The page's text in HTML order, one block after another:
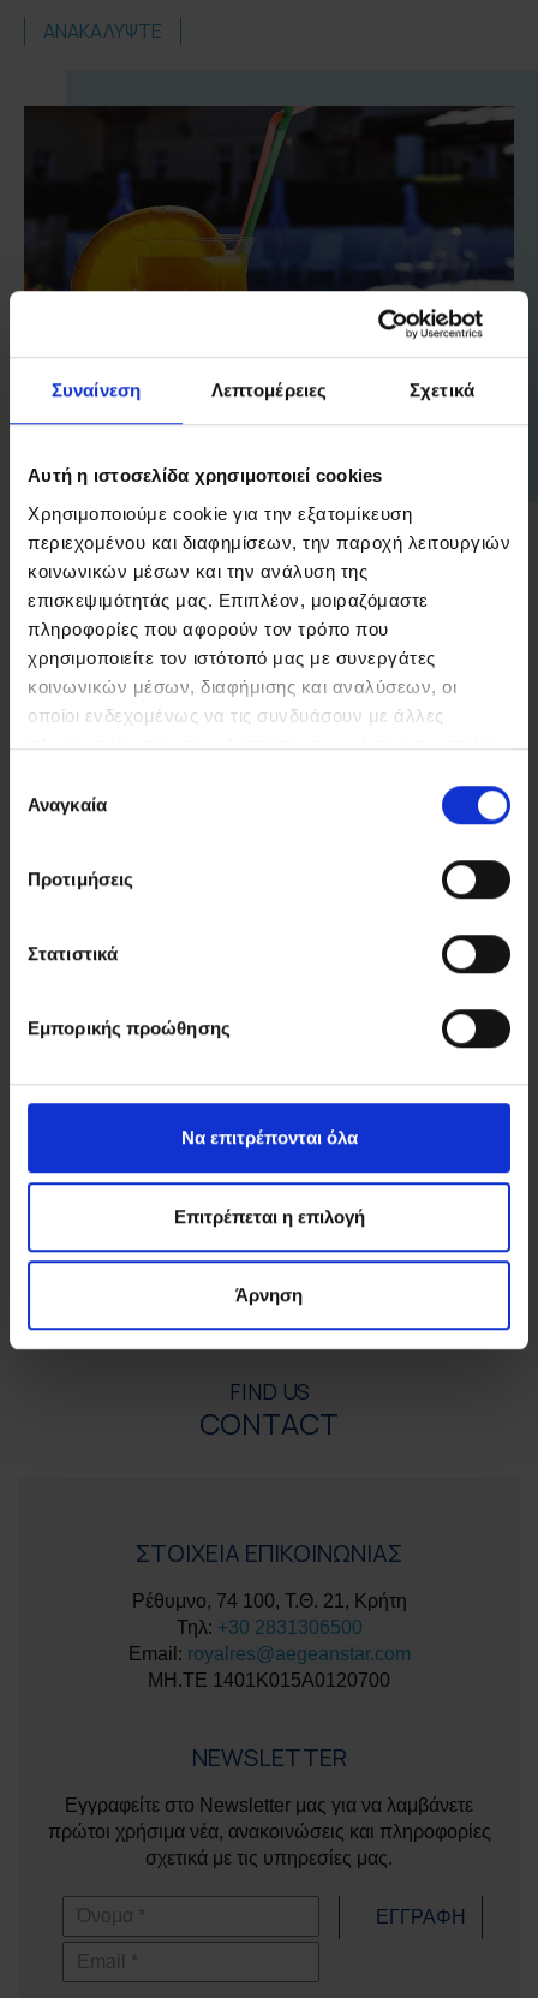
Συναίνεση Λεπτομέρειες Σχετικά
Αυτή η ιστοσελίδα χρησιμοποιεί cookies
Χρησιμοποιούμε cookie για την εξατομίκευση
περιεχομένου και διαφημίσεων, την παροχή λειτουργιών
κοινωνικών μέσων και την ανάλυση της
επισκεψιμότητάς μας. Επιπλέον, μοιραζόμαστε
πληροφορίες που αφορούν τον τρόπο που
χρησιμοποιείτε τον ιστότοπό μας με συνεργάτες
κοινωνικών μέσων, διαφήμισης και αναλύσεων, οι
οποίοι ενδεχομένως να τις συνδυάσουν με άλλες
πληροφορίες που τους έχετε παραχωρήσει ή τις οποίες
των υπηρεσιών τους.
συγκατάθεσης
Αναγκαία
Προτιμήσεις
Στατιστικά
Εμπορικής προώθησης
Να επιτρέπονται όλα
Επιτρέπεται η επιλογή
Άρνηση
ΑΝΑΚΑΛΥΨΤΕ
ΠΟΥ ΕΙΜΑΣΤΕ?
ΧΑΡΤΗΣ
FIND US
CONTACT
ΣΤΟΙΧΕΙΑ ΕΠΙΚΟΙΝΩΝΙΑΣ
Ρέθυμνο, 74 100, Τ.Θ. 21, Κρήτη
Τηλ: +30 2831306500
Email: royalres@aegeanstar.com
ΜΗ.ΤΕ 1401K015A0120700
NEWSLETTER
Εγγραφείτε στο Newsletter μας για να λαμβάνετε
πρώτοι χρήσιμα νέα, ανακοινώσεις και πληροφορίες
σχετικά με τις υπηρεσίες μας.
Όνομα
Email
ΕΓΓΡΑΦΗ